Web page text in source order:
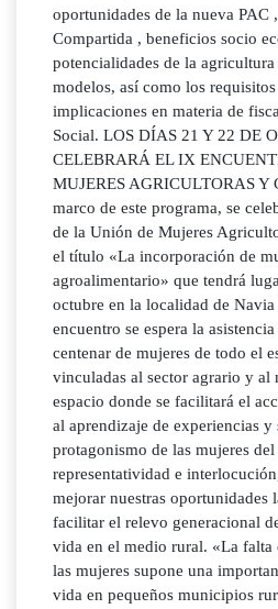
oportunidades de la nueva
Compartida , beneficios socio
potencialidades de la
modelos, así como los
implicaciones en materia de
Social. LOS DÍAS 21 Y 22 DE
CELEBRARÁ EL IX
MUJERES AGRICULTORAS
marco de este programa, se
de la Unión de Mujeres
el título «La incorporación de
agroalimentario» que tendrá
octubre en la localidad de Navia
encuentro se espera la
centenar de mujeres de todo el
vinculadas al sector agrario y al
espacio donde se facilitará el
al aprendizaje de experiencias
protagonismo de las mujeres
representatividad e
mejorar nuestras oportunidades
facilitar el relevo generacional
vida en el medio rural. «La falta
las mujeres supone una
vida en pequeños municipios